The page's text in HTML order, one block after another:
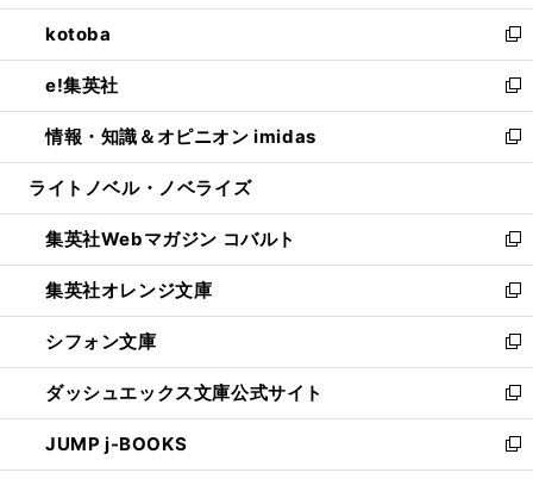
開
く
ウ
で
開
く
ン
ド
ウ
で
開
く
ウ
ィ
ン
ド
ウ
で
開
し
い
ウ
ィ
ン
ド
ウ
開
く
kotoba
新
し
い
ウ
ィ
ン
ウ
で
開
く
e!集英社
新
し
い
ウ
ン
ド
ウ
で
開
く
情報・知識＆オピニオン imidas
新
し
ウ
ィ
ン
ド
ウ
で
開
く
ライトノベル・ノベライズ
集英社Webマガジン コバルト
新
し
い
ウ
ィ
ン
ド
ウ
で
開
集英社オレンジ文庫
新
し
い
ウ
ィ
ン
ド
ウ
シフォン文庫
新
し
い
ウ
ィ
ン
ダッシュエックス文庫公式サイト
新
し
い
ウ
JUMP j-BOOKS
新
し